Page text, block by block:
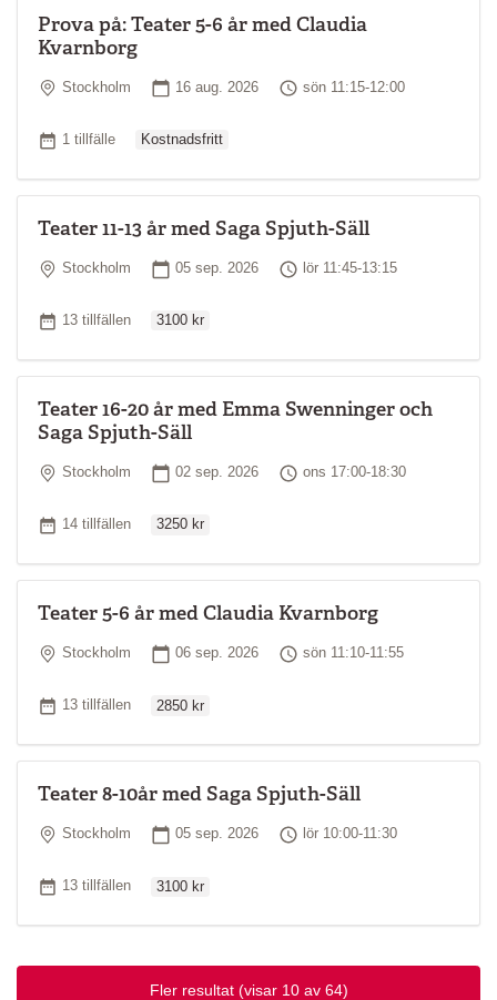
Prova på: Teater 5-6 år med Claudia
Kvarnborg
Plats
Stockholm Startdatum
16 aug. 2026 Tid
sön 11:15-12:00
Antal tillfällen
1 tillfälle Kostnadsfritt
Teater 11-13 år med Saga Spjuth-Säll
Plats
Stockholm Startdatum
05 sep. 2026 Tid
lör 11:45-13:15
Antal tillfällen
13 tillfällen 3100 kr
Teater 16-20 år med Emma Swenninger och
Saga Spjuth-Säll
Plats
Stockholm Startdatum
02 sep. 2026 Tid
ons 17:00-18:30
Antal tillfällen
14 tillfällen 3250 kr
Teater 5-6 år med Claudia Kvarnborg
Plats
Stockholm Startdatum
06 sep. 2026 Tid
sön 11:10-11:55
Antal tillfällen
13 tillfällen 2850 kr
Teater 8-10år med Saga Spjuth-Säll
Plats
Stockholm Startdatum
05 sep. 2026 Tid
lör 10:00-11:30
Antal tillfällen
13 tillfällen 3100 kr
Fler resultat (visar 10 av 64)